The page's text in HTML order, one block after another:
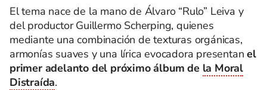
El tema nace de la mano de Álvaro “Rulo” Leiva y
del productor Guillermo Scherping, quienes
mediante una combinación de texturas orgánicas,
armonías suaves y una lírica evocadora presentan el
primer adelanto del próximo álbum de la Moral
Distraída.